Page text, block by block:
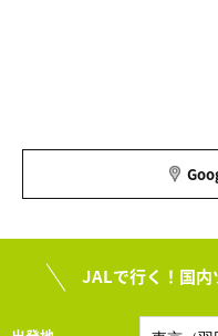
JALで行く！国内